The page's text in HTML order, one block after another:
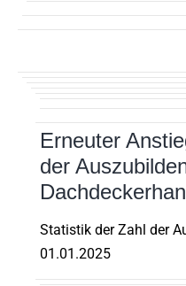
Erneuter
der
Statistik der Zahl der
01.01.2025